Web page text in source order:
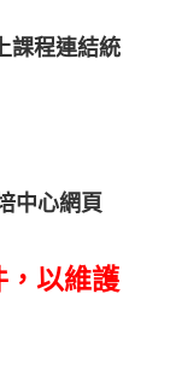
課程連結統
中心網頁
以維護